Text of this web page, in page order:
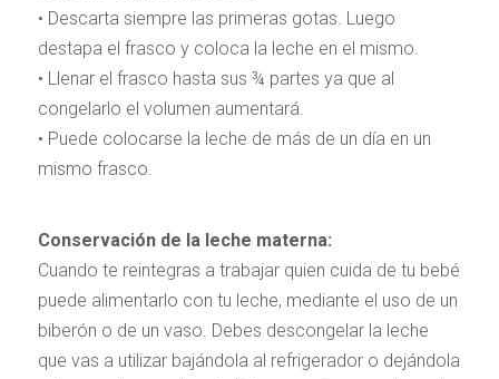
• Descarta siempre las primeras gotas. Luego
destapa el frasco y coloca la leche en el mismo.
• Llenar el frasco hasta sus ¾ partes ya que al
congelarlo el volumen aumentará.
• Puede colocarse la leche de más de un día en un
mismo frasco.
Conservación de la leche materna:
Cuando te reintegras a trabajar quien cuida de tu bebé
puede alimentarlo con tu leche, mediante el uso de un
biberón o de un vaso. Debes descongelar la leche
que vas a utilizar bajándola al refrigerador o dejándola